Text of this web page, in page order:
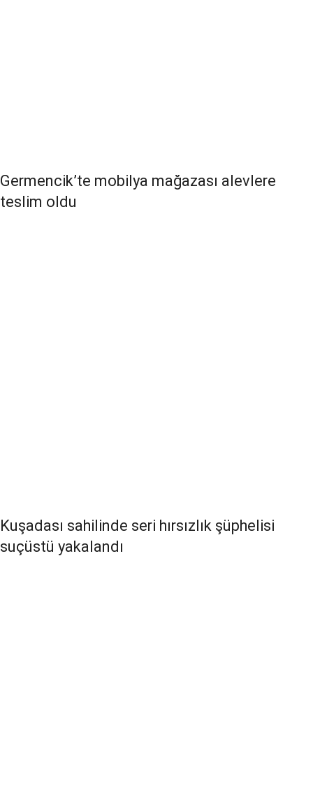
Germencik’te mobilya mağazası alevlere
teslim oldu
Kuşadası sahilinde seri hırsızlık şüphelisi
suçüstü yakalandı